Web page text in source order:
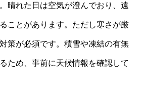
晴れた日は空気が澄んでおり、遠
ことがあります。ただし寒さが厳
策が必須です。積雪や凍結の有無
ため、事前に天候情報を確認して